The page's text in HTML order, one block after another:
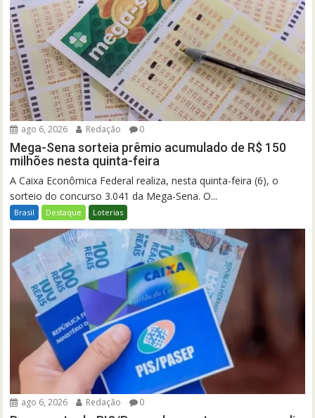
ago 6, 2026 Redação 0
Mega-Sena sorteia prêmio acumulado de R$ 150
milhões nesta quinta-feira
A Caixa Econômica Federal realiza, nesta quinta-feira (6), o
sorteio do concurso 3.041 da Mega-Sena. O...
Brasil Destaque Loterias
ago 6, 2026 Redação 0